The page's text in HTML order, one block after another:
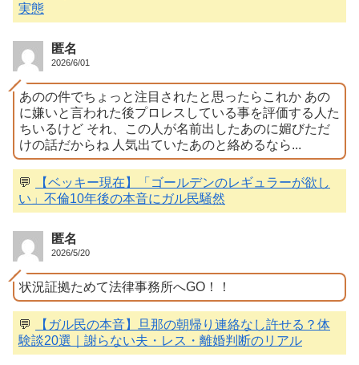
実態
匿名
2026/6/01
あのの件でちょっと注目されたと思ったらこれか あの
に嫌いと言われた後プロレスしている事を評価する人た
ちいるけど それ、この人が名前出したあのに媚びただ
けの話だからね 人気出ていたあのと絡めるなら...
💬
【ベッキー現在】「ゴールデンのレギュラーが欲し
い」不倫10年後の本音にガル民騒然
匿名
2026/5/20
状況証拠ためて法律事務所へGO！！
💬
【ガル民の本音】旦那の朝帰り連絡なし許せる？体
験談20選｜謝らない夫・レス・離婚判断のリアル